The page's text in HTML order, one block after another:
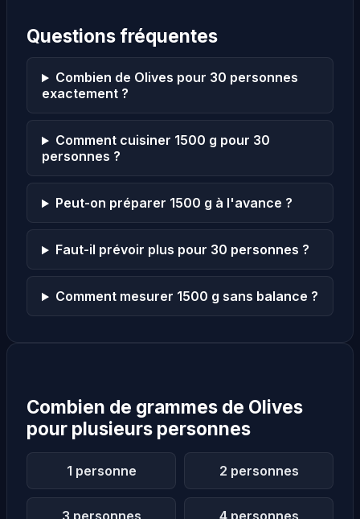
Questions fréquentes
Combien de Olives pour 30 personnes
exactement ?
Comment cuisiner 1500 g pour 30
personnes ?
Peut-on préparer 1500 g à l'avance ?
Faut-il prévoir plus pour 30 personnes ?
Comment mesurer 1500 g sans balance ?
Combien de grammes de Olives
pour plusieurs personnes
1 personne 2 personnes
3 personnes 4 personnes